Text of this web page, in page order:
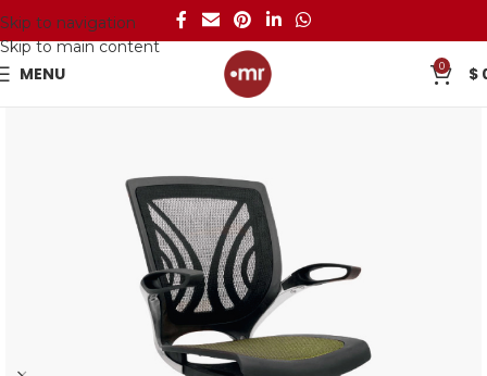
Skip to navigation
Skip to main content
MENU 0 $